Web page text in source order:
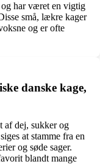
og har været en vigtig
små, lækre kager
og er ofte
danske kage,
af dej, sukker og
at stamme fra en
og søde sager.
blandt mange